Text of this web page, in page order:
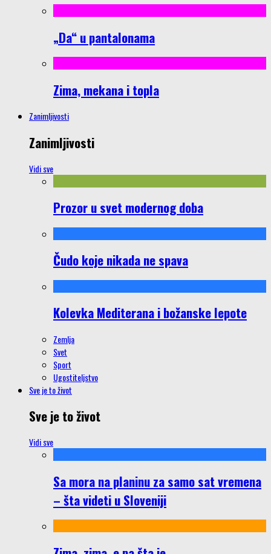
„Da“ u pantalonama
Zima, mekana i topla
Zanimljivosti
Zanimljivosti
Vidi sve
Prozor u svet modernog doba
Čudo koje nikada ne spava
Kolevka Mediterana i božanske lepote
Zemlja
Svet
Sport
Ugostiteljstvo
Sve je to život
Sve je to život
Vidi sve
Sa mora na planinu za samo sat vremena
– šta videti u Sloveniji